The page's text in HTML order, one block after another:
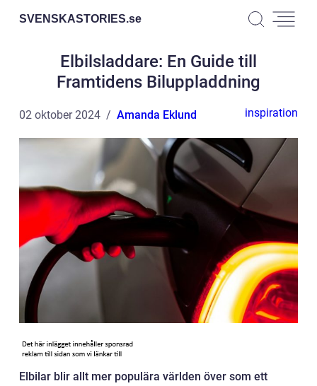
SVENSKASTORIES.se
Elbilsladdare: En Guide till
Framtidens Biluppladdning
02 oktober 2024 Amanda Eklund inspiration
Elbilar blir allt mer populära världen över som ett